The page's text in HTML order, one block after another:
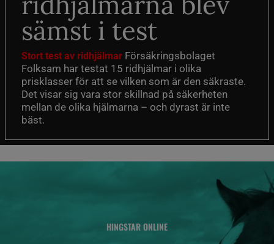
sämst i test
Stort test av ridhjälmar Försäkringsbolaget
Folksam har testat 15 ridhjälmar i olika
prisklasser för att se vilken som är den säkraste.
Det visar sig vara stor skillnad på säkerheten
mellan de olika hjälmarna – och dyrast är inte
bäst.
HINGSTAR ONLINE